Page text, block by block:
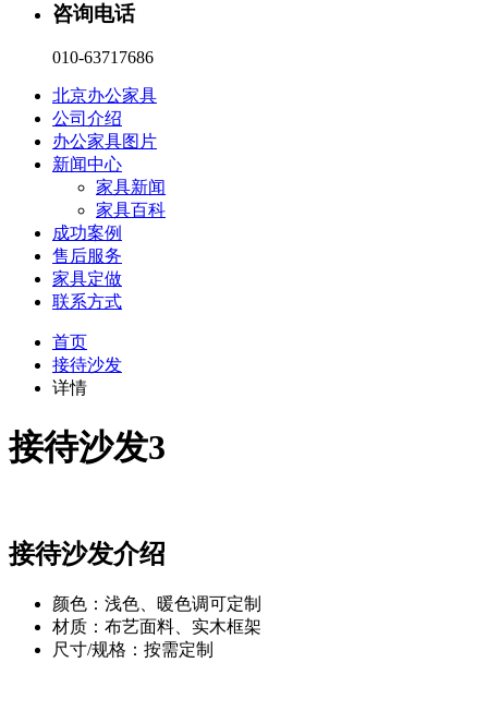
咨询电话
010-63717686
北京办公家具
公司介绍
办公家具图片
新闻中心
家具新闻
家具百科
成功案例
售后服务
家具定做
联系方式
首页
接待沙发
详情
接待沙发3
接待沙发介绍
颜色：浅色、暖色调可定制
材质：布艺面料、实木框架
尺寸/规格：按需定制